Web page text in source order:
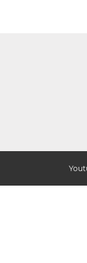
Panneau de